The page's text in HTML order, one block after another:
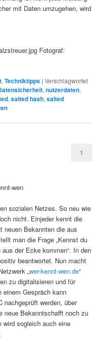
mit Daten umzugehen, wird
Fotograf:
,Techniktipps |Verschlagwortet
,nutzerdaten,
,salted hash,salted
1
sozialen Netzes. So neu wie
nicht. Einjeder kennt die
neuen Bekannten die aus
man die Frage „Kennst du
der Ecke kommen“. In den
beantwortet. Nun macht
„wer-kennt-wen.de“
zu digitalisieren und für
einem Gespräch kann
nachgeprüft werden, über
neue Bekanntschafft noch zu
wird sogleich auch eine